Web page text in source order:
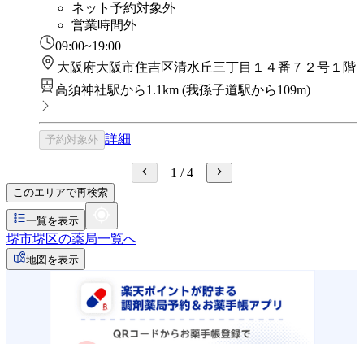
ネット予約対象外
営業時間外
09:00~19:00
大阪府大阪市住吉区清水丘三丁目１４番７２号１階
高須神社駅から1.1km (我孫子道駅から109m)
予約対象外 詳細
1 /4
このエリアで再検索
一覧を表示
堺市堺区の薬局一覧へ
地図を表示